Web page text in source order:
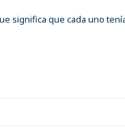
significa que cada uno